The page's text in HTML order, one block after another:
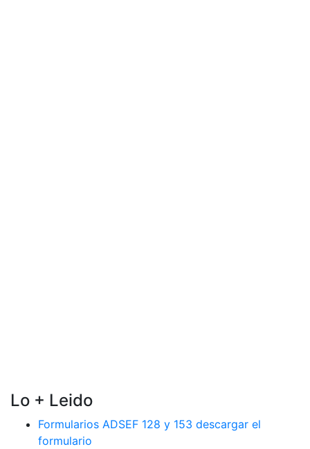
Lo + Leido
Formularios ADSEF 128 y 153 descargar el
formulario